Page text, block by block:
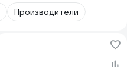
Производители